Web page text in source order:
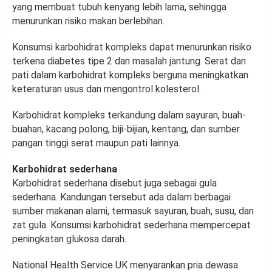
yang membuat tubuh kenyang lebih lama, sehingga
menurunkan risiko makan berlebihan.
Konsumsi karbohidrat kompleks dapat menurunkan risiko
terkena diabetes tipe 2 dan masalah jantung. Serat dan
pati dalam karbohidrat kompleks berguna meningkatkan
keteraturan usus dan mengontrol kolesterol.
Karbohidrat kompleks terkandung dalam sayuran, buah-
buahan, kacang polong, biji-bijian, kentang, dan sumber
pangan tinggi serat maupun pati lainnya.
Karbohidrat sederhana
Karbohidrat sederhana disebut juga sebagai gula
sederhana. Kandungan tersebut ada dalam berbagai
sumber makanan alami, termasuk sayuran, buah, susu, dan
zat gula. Konsumsi karbohidrat sederhana mempercepat
peningkatan glukosa darah.
National Health Service UK menyarankan pria dewasa